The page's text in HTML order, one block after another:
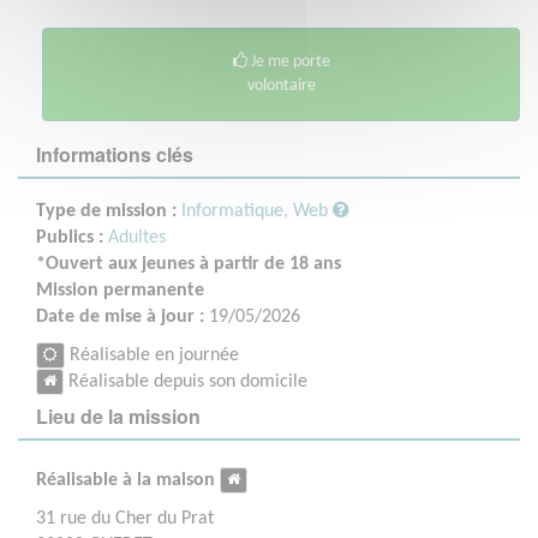
Je me porte
volontaire
Informations clés
Type de mission : Informatique, Web
Publics : Adultes
*Ouvert aux jeunes à partir de 18 ans
Mission permanente
Date de mise à jour : 19/05/2026
Réalisable en journée
Réalisable depuis son domicile
Lieu de la mission
Réalisable à la maison
31 rue du Cher du Prat